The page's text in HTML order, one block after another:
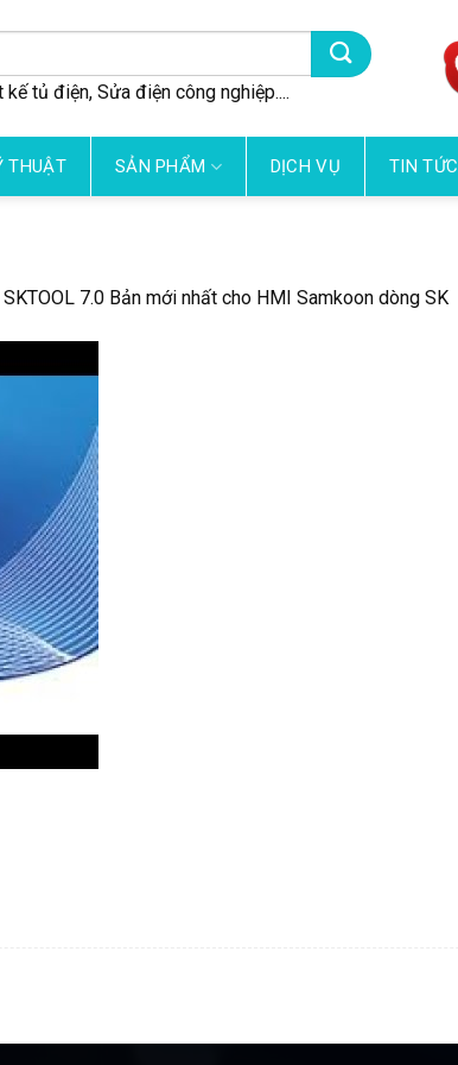
kế tủ điện, Sửa điện công nghiệp....
THUẬT SẢN PHẨM DỊCH VỤ TIN TỨC
7.0 Bản mới nhất cho HMI Samkoon dòng SK